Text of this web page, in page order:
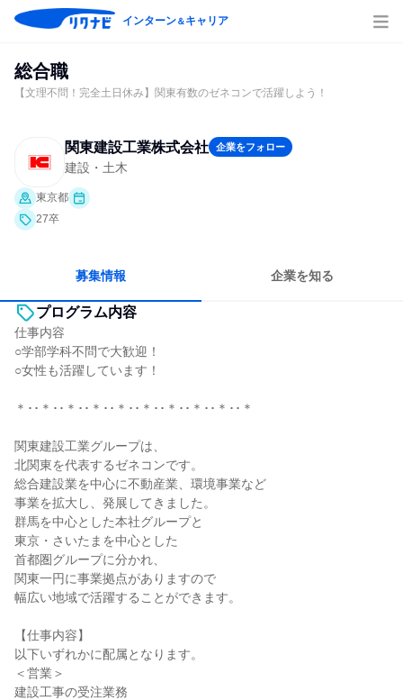
インターン＆キャリア
総合職
【文理不問！完全土日休み】関東有数のゼネコンで活躍しよう！
関東建設工業株式会社 企業をフォロー
建設・土木
東京都
27卒
募集情報 企業を知る
プログラム内容
仕事内容
○学部学科不問で大歓迎！
○女性も活躍しています！
＊･･＊･･＊･･＊･･＊･･＊･･＊･･＊･･＊･･＊
関東建設工業グループは、
北関東を代表するゼネコンです。
総合建設業を中心に不動産業、環境事業など
事業を拡大し、発展してきました。
群馬を中心とした本社グループと
東京・さいたまを中心とした
首都圏グループに分かれ、
関東一円に事業拠点がありますので
幅広い地域で活躍することができます。
【仕事内容】
以下いずれかに配属となります。
＜営業＞
建設工事の受注業務